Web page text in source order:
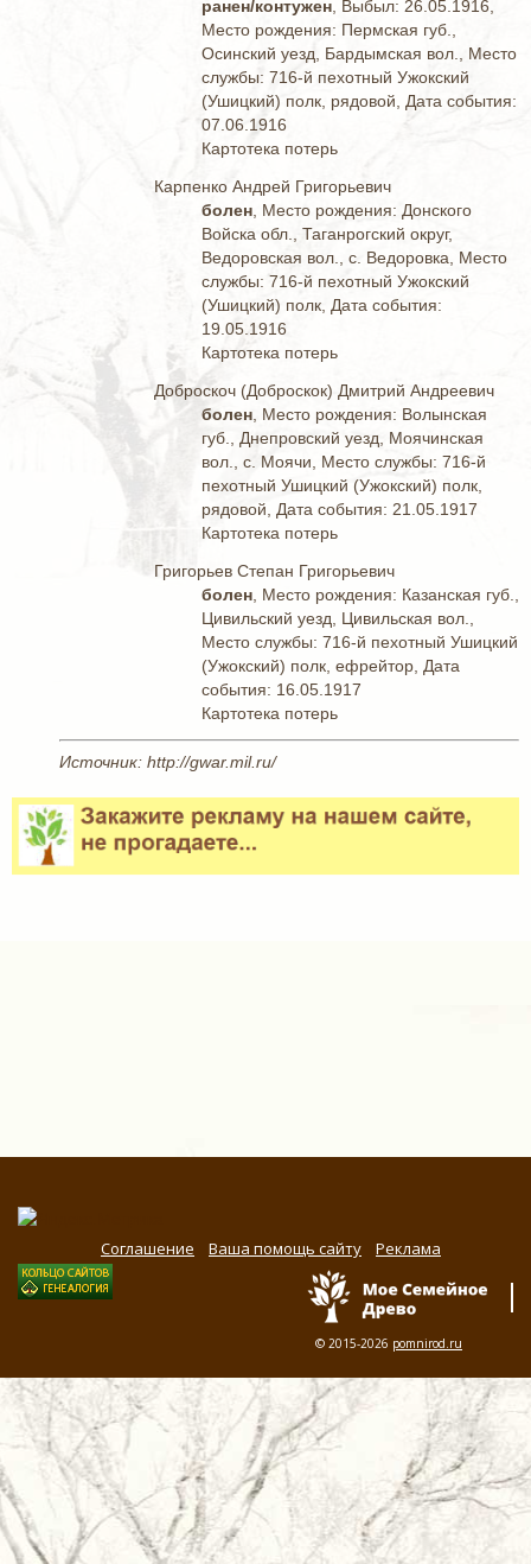
ранен/контужен , Выбыл: 26.05.1916,
Место рождения: Пермская губ.,
Осинский уезд, Бардымская вол., Место
службы: 716-й пехотный Ужокский
(Ушицкий) полк, рядовой, Дата события:
07.06.1916
Картотека потерь
Карпенко Андрей Григорьевич
болен , Место рождения: Донского
Войска обл., Таганрогский округ,
Ведоровская вол., с. Ведоровка, Место
службы: 716-й пехотный Ужокский
(Ушицкий) полк, Дата события:
19.05.1916
Картотека потерь
Доброскоч (Доброскок) Дмитрий Андреевич
болен , Место рождения: Волынская
губ., Днепровский уезд, Моячинская
вол., с. Моячи, Место службы: 716-й
пехотный Ушицкий (Ужокский) полк,
рядовой, Дата события: 21.05.1917
Картотека потерь
Григорьев Степан Григорьевич
болен , Место рождения: Казанская губ.,
Цивильский уезд, Цивильская вол.,
Место службы: 716-й пехотный Ушицкий
(Ужокский) полк, ефрейтор, Дата
события: 16.05.1917
Картотека потерь
Источник: http://gwar.mil.ru/
Соглашение Ваша помощь сайту Реклама
© 2015-2026 pomnirod.ru